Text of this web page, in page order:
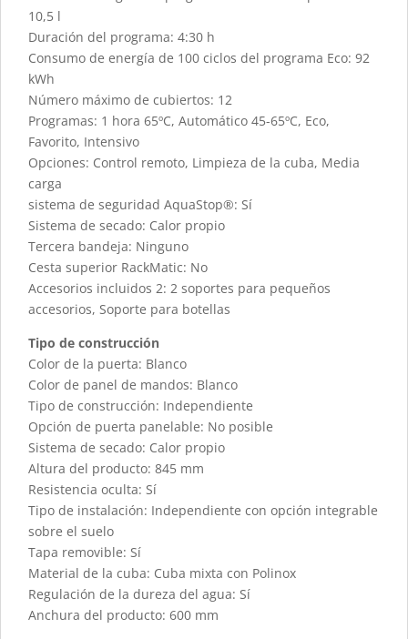
10,5 l
Duración del programa: 4:30 h
Consumo de energía de 100 ciclos del programa Eco: 92
kWh
Número máximo de cubiertos: 12
Programas: 1 hora 65ºC, Automático 45-65ºC, Eco,
Favorito, Intensivo
Opciones: Control remoto, Limpieza de la cuba, Media
carga
sistema de seguridad AquaStop®: Sí
Sistema de secado: Calor propio
Tercera bandeja: Ninguno
Cesta superior RackMatic: No
Accesorios incluidos 2: 2 soportes para pequeños
accesorios, Soporte para botellas
Tipo de construcción
Color de la puerta: Blanco
Color de panel de mandos: Blanco
Tipo de construcción: Independiente
Opción de puerta panelable: No posible
Sistema de secado: Calor propio
Altura del producto: 845 mm
Resistencia oculta: Sí
Tipo de instalación: Independiente con opción integrable
sobre el suelo
Tapa removible: Sí
Material de la cuba: Cuba mixta con Polinox
Regulación de la dureza del agua: Sí
Anchura del producto: 600 mm